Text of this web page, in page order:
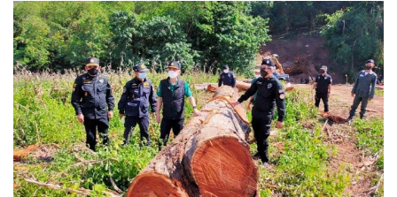
ไม้ ลุยสืบเสาะตามริมลำห้วยยางพบ ไม้ยางเกือบ 30 ท่อน ถูกตัด
โค่นเหลือ 11 ตอ อยู่ในเขตที่ป่าสงวนลุ่มน้ำวังทองฝั่งขวา ต.แก่ง
โสภา อ.วังทอง